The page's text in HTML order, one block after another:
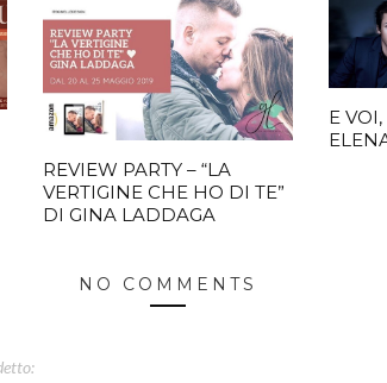
REVIEW PARTY – “LA
VERTIGINE CHE HO DI TE”
DI GINA LADDAGA
E
NO COMMENTS